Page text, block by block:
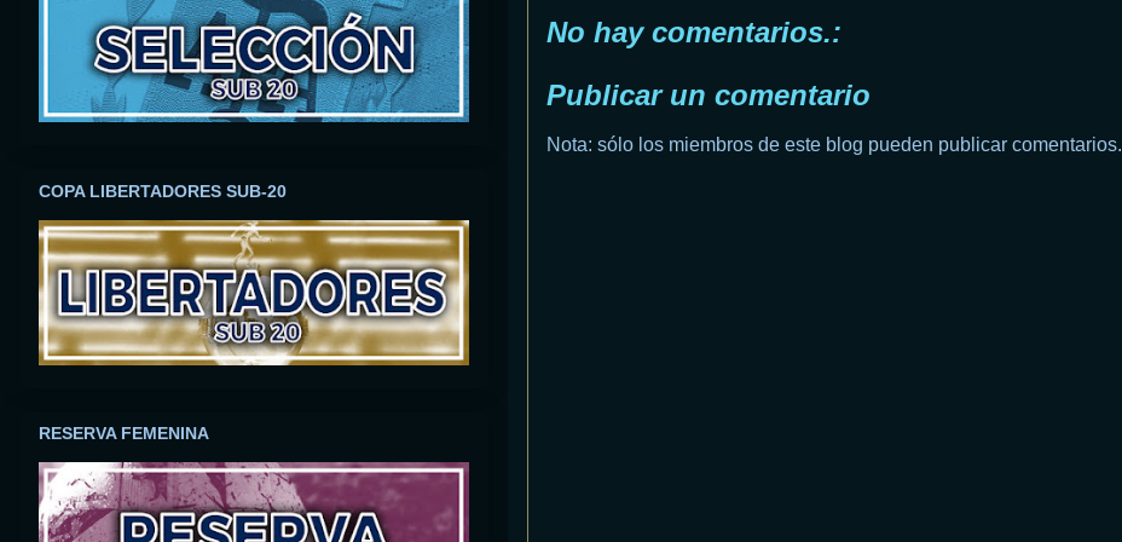
No hay comentarios.:
Publicar un comentario
Nota: sólo los miembros de este blog pueden publicar comentarios.
COPA LIBERTADORES SUB-20
RESERVA FEMENINA